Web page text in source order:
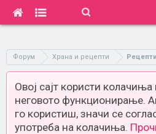
Форум Храна и рецепти Рецепти
Овој сајт користи
неговото функционирање.
го користиш, значи се
употреба на колачиња.